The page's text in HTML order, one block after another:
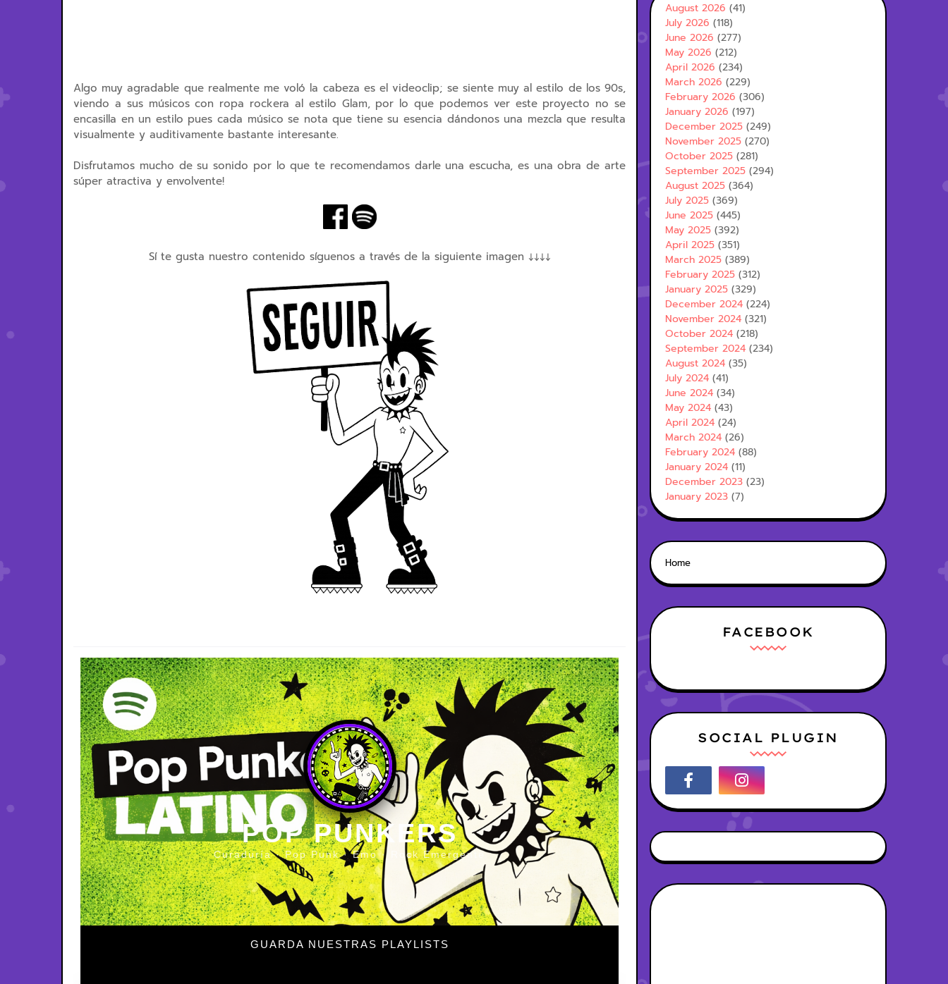
Algo muy agradable que realmente me voló la cabeza es el videoclip; se siente muy al estilo de los 90s,
viendo a sus músicos con ropa rockera al estilo Glam, por lo que podemos ver este proyecto no se
encasilla en un estilo pues cada músico se nota que tiene su esencia dándonos una mezcla que resulta
visualmente y auditivamente bastante interesante.
Disfrutamos mucho de su sonido por lo que te recomendamos darle una escucha, es una obra de arte
súper atractiva y envolvente!
Sí te gusta nuestro contenido síguenos a través de la siguiente imagen ↓↓↓↓
POP PUNKERS
Curaduría · Pop Punk · Emo · Rock Emergente
GUARDA NUESTRAS PLAYLISTS
August 2026 (41)
July 2026 (118)
June 2026 (277)
May 2026 (212)
April 2026 (234)
March 2026 (229)
February 2026 (306)
January 2026 (197)
December 2025 (249)
November 2025 (270)
October 2025 (281)
September 2025 (294)
August 2025 (364)
July 2025 (369)
June 2025 (445)
May 2025 (392)
April 2025 (351)
March 2025 (389)
February 2025 (312)
January 2025 (329)
December 2024 (224)
November 2024 (321)
October 2024 (218)
September 2024 (234)
August 2024 (35)
July 2024 (41)
June 2024 (34)
May 2024 (43)
April 2024 (24)
March 2024 (26)
February 2024 (88)
January 2024 (11)
December 2023 (23)
January 2023 (7)
Home
FACEBOOK
SOCIAL PLUGIN